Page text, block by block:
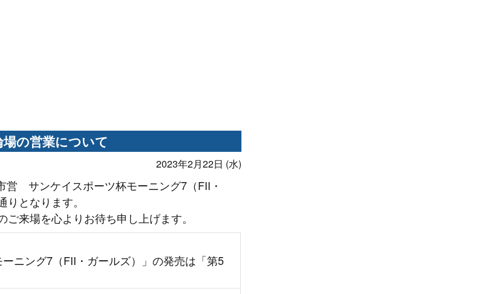
の営業について
2023年2月22日 (水)
営 サンケイスポーツ杯モーニング7（FII・
となります。
来場を心よりお待ち申し上げます。
ニング7（FII・ガールズ）」の発売は「第5